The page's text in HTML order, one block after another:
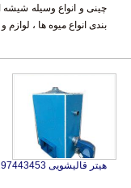
بندی انواع میوه ها ، لوازم و د
هیتر قالیشویی 09197443453